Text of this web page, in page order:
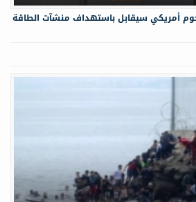
أمريكي سيقابل باستهداف منشآت الطاقة